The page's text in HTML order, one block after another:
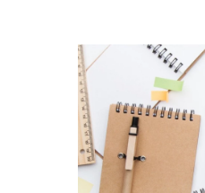
UNIFORME
STRETCH TOPS
SUBLIMACIJA
CRICKET UPALJAČI